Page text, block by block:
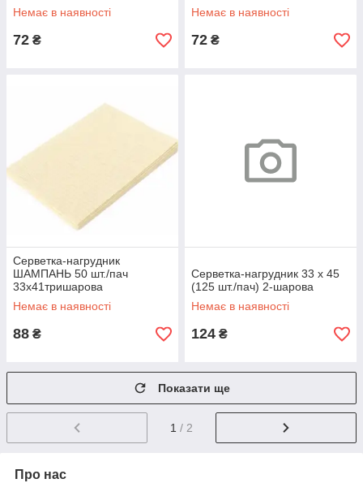
Немає в наявності
72 ₴
Немає в наявності
72 ₴
Серветка-нагрудник
ШАМПАНЬ 50 шт./пач
33х41тришарова
Немає в наявності
88 ₴
Серветка-нагрудник 33 х 45
(125 шт./пач) 2-шарова
Немає в наявності
124 ₴
Показати ще
1 / 2
Про нас